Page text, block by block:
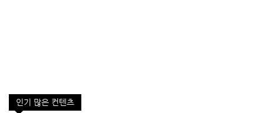
인기 많은 컨텐츠